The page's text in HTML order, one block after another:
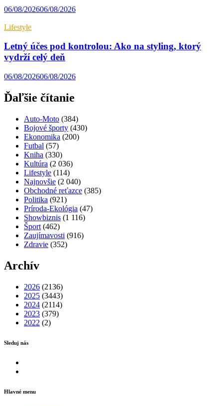
06/08/202606/08/2026
Lifestyle
Letný účes pod kontrolou: Ako na styling, ktorý
vydrží celý deň
06/08/202606/08/2026
Ďaľšie čítanie
Auto-Moto (384)
Bojové športy (430)
Ekonomika (200)
Futbal (57)
Kniha (330)
Kultúra (2 036)
Lifestyle (114)
Najnovšie (2 040)
Obchodné reťazce (385)
Politika (921)
Príroda-Ekológia (47)
Showbiznis (1 116)
Šport (462)
Zaujímavosti (916)
Zdravie (352)
Archív
2026 (2136)
2025 (3443)
2024 (2114)
2023 (379)
2022 (2)
Sleduj nás
Hlavné menu